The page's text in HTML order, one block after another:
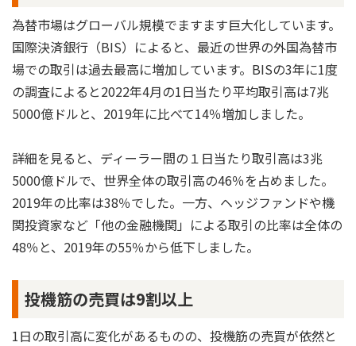
為替市場はグローバル規模でますます巨大化しています。
国際決済銀行（BIS）によると、最近の世界の外国為替市
場での取引は過去最高に増加しています。BISの3年に1度
の調査によると2022年4月の1日当たり平均取引高は7兆
5000億ドルと、2019年に比べて14％増加しました。
詳細を見ると、ディーラー間の１日当たり取引高は3兆
5000億ドルで、世界全体の取引高の46％を占めました。
2019年の比率は38％でした。一方、ヘッジファンドや機
関投資家など「他の金融機関」による取引の比率は全体の
48％と、2019年の55％から低下しました。
投機筋の売買は9割以上
1日の取引高に変化があるものの、投機筋の売買が依然と